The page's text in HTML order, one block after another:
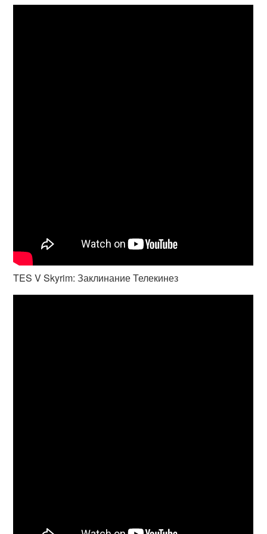
TES V Skyrim: Заклинание Телекинез